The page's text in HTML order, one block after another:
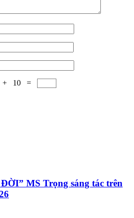
+ 10 =
MS Trọng sáng tác trên